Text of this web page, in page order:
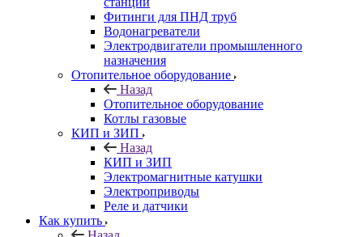
Фитинги для ПНД труб
Водонагреватели
Электродвигатели промышленного
назначения
Отопительное оборудование
Назад
Отопительное оборудование
Котлы газовые
КИП и ЗИП
Назад
КИП и ЗИП
Электромагнитные катушки
Электроприводы
Реле и датчики
Как купить